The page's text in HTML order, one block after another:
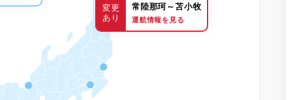
変更
あり
常陸那珂～苫小牧
運航情報を見る